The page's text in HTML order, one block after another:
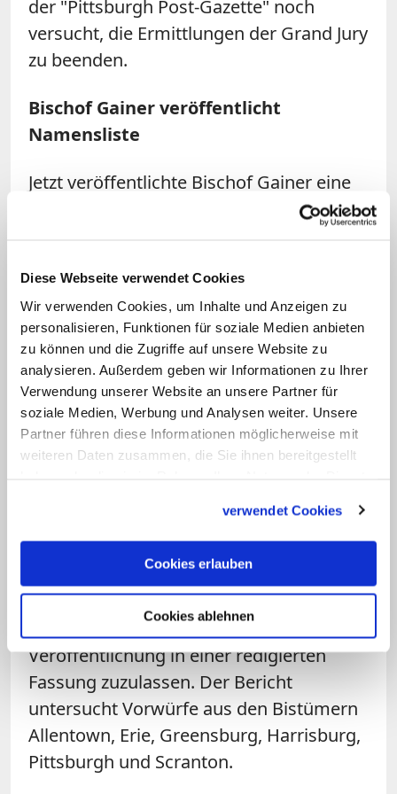
Diese Webseite verwendet Cookies
Wir verwenden Cookies, um Inhalte und Anzeigen zu
personalisieren, Funktionen für soziale Medien anbieten
zu können und die Zugriffe auf unsere Website zu
analysieren. Außerdem geben wir Informationen zu Ihrer
Verwendung unserer Website an unsere Partner für
soziale Medien, Werbung und Analysen weiter. Unsere
Partner führen diese Informationen möglicherweise mit
weiteren Daten zusammen, die Sie ihnen bereitgestellt
verwendet Cookies
Cookies erlauben
Cookies ablehnen
der "Pittsburgh Post-Gazette" noch
versucht, die Ermittlungen der Grand Jury
zu beenden.
Bischof Gainer veröffentlicht
Namensliste
Jetzt veröffentlichte Bischof Gainer eine
Jahren des sexuellen Missbrauchs
beschuldigt wurden, und verfügte, dass
deren Namen aus allen kirchlichen
Gebäuden zu entfernen seien.
Joe Grace, ein Sprecher von
Generalstaatsanwalt Josh Shapiro,
bezeichnete die Veröffentlichung der
der Jury-Bericht seit Wochen fertig ist,
wurde seine Veröffentlichung durch
Einwände von Personen verzögert, die
darin identifiziert werden. Der Oberste
Gerichtshof entschied jüngst, die
Veröffentlichung in einer redigierten
Fassung zuzulassen. Der Bericht
untersucht Vorwürfe aus den Bistümern
Allentown, Erie, Greensburg, Harrisburg,
Pittsburgh und Scranton.